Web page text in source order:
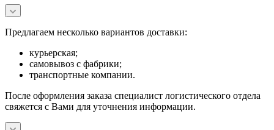
Предлагаем несколько вариантов доставки:
курьерская;
самовывоз с фабрики;
транспортные компании.
После оформления заказа специалист логистического отдела
свяжется с Вами для уточнения информации.